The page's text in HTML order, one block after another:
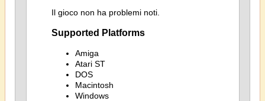
Il gioco non ha problemi noti.
Supported Platforms
Amiga
Atari ST
DOS
Macintosh
Windows